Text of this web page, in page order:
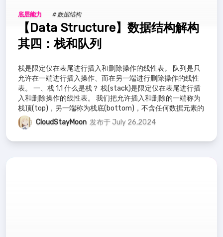
底层能力 # 数据结构
【Data Structure】数据结构解构
其四：栈和队列
栈是限定仅在表尾进行插入和删除操作的线性表。 队列是只
允许在一端进行插入操作、而在另一端进行删除操作的线性
表。 一、栈 1.1 什么是栈？ 栈(stack)是限定仅在表尾进行插
入和删除操作的线性表。 我们把允许插入和删除的一端称为
栈顶(top)，另一端称为栈底(bottom)，不含任何数据元素的
栈称 CloudStayMoon 发布于 July 26,2024